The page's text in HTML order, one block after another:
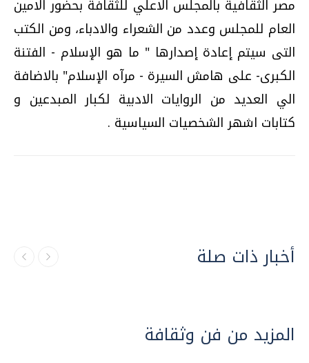
مصر الثقافية بالمجلس الاعلي للثقافة بحضور الامين
العام للمجلس وعدد من الشعراء والادباء، ومن الكتب
التى سيتم إعادة إصدارها " ما هو الإسلام - الفتنة
الكبرى- على هامش السيرة - مرآه الإسلام" بالاضافة
الي العديد من الروايات الادبية لكبار المبدعين و
كتابات اشهر الشخصيات السياسية .
أخبار ذات صلة
المزيد من فن وثقافة